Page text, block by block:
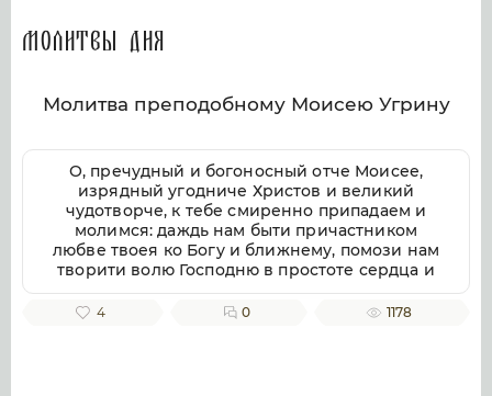
Молитвы дня
Молитва преподобному Моисею Угрину
О, пречудный и богоносный отче Моисее,
изрядный угодниче Христов и великий
чудотворче, к тебе смиренно припадаем и
молимся: даждь нам быти причастником
любве твоея ко Богу и ближнему, помози нам
творити волю Господню в простоте сердца и
смирении, заповеди Господни совершати
непогрешительно, призри благоутробно на
4 0 1178